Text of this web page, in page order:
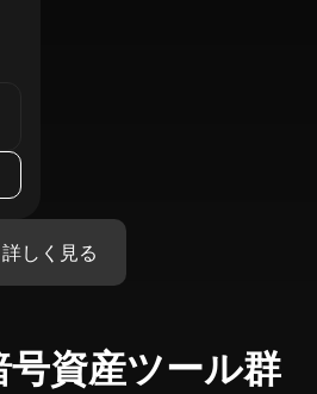
詳しく見る
号資産ツール群